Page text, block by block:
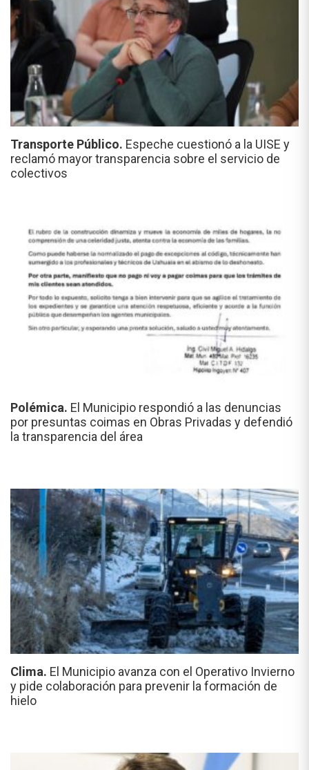
Transporte Público. Espeche cuestionó a la UISE y
reclamó mayor transparencia sobre el servicio de
colectivos
Polémica. El Municipio respondió a las denuncias
por presuntas coimas en Obras Privadas y defendió
la transparencia del área
Clima. El Municipio avanza con el Operativo Invierno
y pide colaboración para prevenir la formación de
hielo